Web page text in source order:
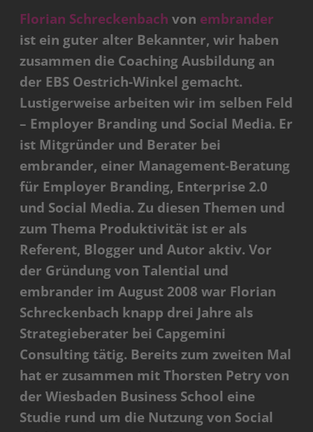
Florian Schreckenbach von embrander
ist ein guter alter Bekannter, wir haben
zusammen die Coaching Ausbildung an
der EBS Oestrich-Winkel gemacht.
Lustigerweise arbeiten wir im selben Feld
– Employer Branding und Social Media. Er
ist Mitgründer und Berater bei
embrander, einer Management-Beratung
für Employer Branding, Enterprise 2.0
und Social Media. Zu diesen Themen und
zum Thema Produktivität ist er als
Referent, Blogger und Autor aktiv. Vor
der Gründung von Talential und
embrander im August 2008 war Florian
Schreckenbach knapp drei Jahre als
Strategieberater bei Capgemini
Consulting tätig. Bereits zum zweiten Mal
hat er zusammen mit Thorsten Petry von
der Wiesbaden Business School eine
Studie rund um die Nutzung von Social